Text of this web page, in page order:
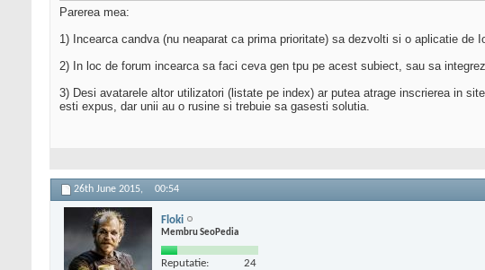
Parerea mea:
1) Incearca candva (nu neaparat ca prima prioritate) sa dezvolti si o aplicatie de
2) In loc de forum incearca sa faci ceva gen tpu pe acest subiect, sau sa
3) Desi avatarele altor utilizatori (listate pe index) ar putea atrage inscrierea in
esti expus, dar unii au o rusine si trebuie sa gasesti solutia.
26th June 2015, 00:54
Floki
Membru SeoPedia
Reputatie: 24